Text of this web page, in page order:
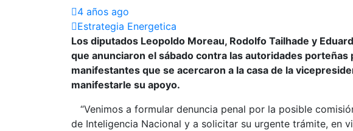
4 años ago
Estrategia Energetica
Los diputados Leopoldo Moreau, Rodolfo Tailhade y
que anunciaron el sábado contra las autoridades porteñas
manifestantes que se acercaron a la casa de la
manifestarle su apoyo.
“Venimos a formular denuncia penal por la posible
de Inteligencia Nacional y a solicitar su urgente trámite, en